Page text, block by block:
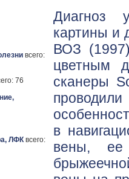
всего:
76
ЛФК всего:
Диагноз
картины и
ВОЗ
цветным
сканеры
в
вены, ее